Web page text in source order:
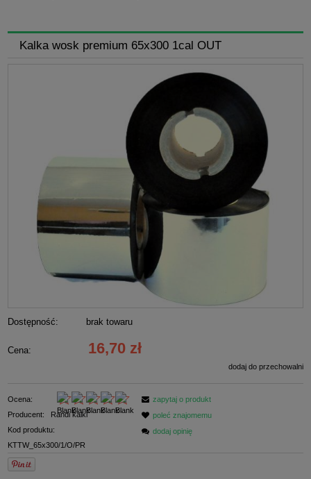
Kalka wosk premium 65x300 1cal OUT
Dostępność: brak towaru
Cena: 16,70 zł
dodaj do przechowalni
Ocena:
Producent:
Randi kalki
Kod produktu:
KTTW_65x300/1/O/PR
zapytaj o produkt
poleć znajomemu
dodaj opinię